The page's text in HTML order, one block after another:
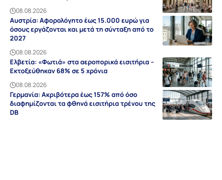
08.08.2026
Αυστρία: Αφορολόγητο έως 15.000 ευρώ για
όσους εργάζονται και μετά τη σύνταξη από το
2027
08.08.2026
Ελβετία: «Φωτιά» στα αεροπορικά εισιτήρια –
Εκτοξεύθηκαν 68% σε 5 χρόνια
08.08.2026
Γερμανία: Ακριβότερα έως 157% από όσο
διαφημίζονται τα φθηνά εισιτήρια τρένου της
DB